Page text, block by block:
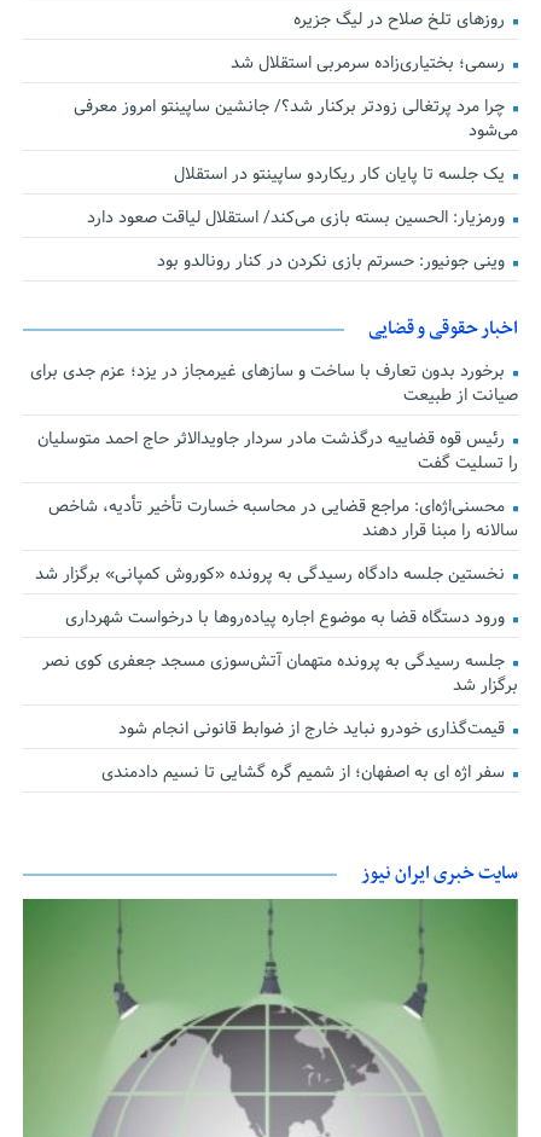
روزهای تلخ صلاح در لیگ جزیره
رسمی؛ بختیاری‌زاده سرمربی استقلال شد
چرا مرد پرتغالی زودتر برکنار شد؟/ جانشین ساپینتو امروز معرفی
می‌شود
یک جلسه تا پایان کار ریکاردو ساپینتو در استقلال
ورمزیار: الحسین بسته بازی می‌کند/ استقلال لیاقت صعود دارد
وینی جونیور: حسرتم بازی نکردن در کنار رونالدو بود
اخبار حقوقی و قضایی
برخورد بدون تعارف با ساخت‌ و سازهای غیرمجاز در یزد؛ عزم جدی برای
صیانت از طبیعت
رئیس قوه قضاییه درگذشت مادر سردار جاویدالاثر حاج احمد متوسلیان
را تسلیت گفت
محسنی‌اژه‌ای: مراجع قضایی در محاسبه خسارت تأخیر تأدیه، شاخص
سالانه را مبنا قرار دهند
نخستین جلسه دادگاه رسیدگی به پرونده «کوروش کمپانی» برگزار شد
ورود دستگاه قضا به موضوع اجاره پیاده‌روها با درخواست شهرداری
جلسه رسیدگی به پرونده متهمان آتش‌سوزی مسجد جعفری کوی نصر
برگزار شد
قیمت‌گذاری خودرو نباید خارج از ضوابط قانونی انجام شود
سفر اژه ای به اصفهان؛ از شمیم گره گشایی تا نسیم دادمندی
سایت خبری ایران نیوز